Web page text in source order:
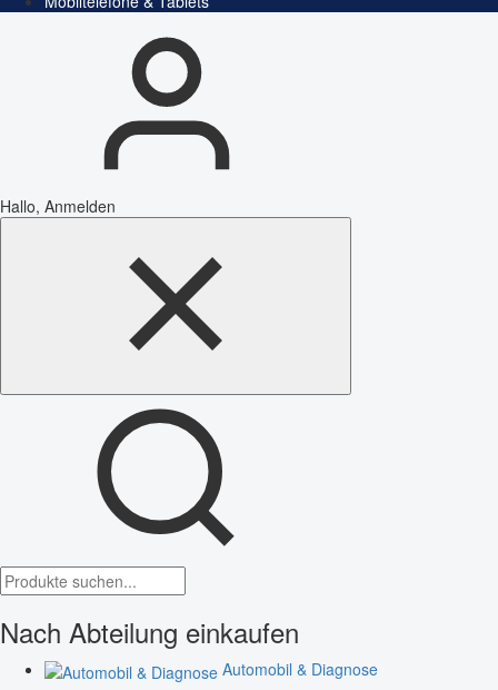
Hallo, Anmelden
Nach Abteilung einkaufen
Automobil & Diagnose